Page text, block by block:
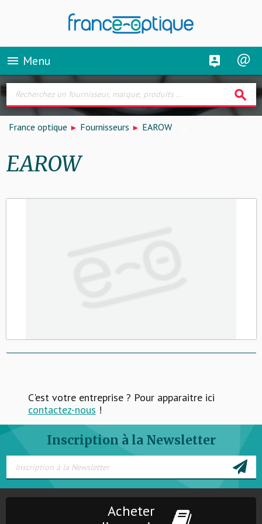
menu Menu
search
France optique Fournisseurs EAROW
EAROW
C'est votre entreprise ? Pour apparaitre ici
contactez-nous !
Inscription à la Newsletter
Acheter